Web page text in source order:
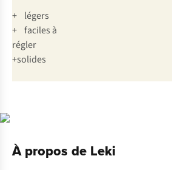
+ légers
+ faciles à
régler
+solides
À propos de Leki